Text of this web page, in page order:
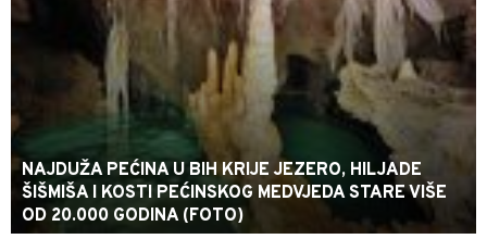
NAJDUŽA PEĆINA U BIH KRIJE JEZERO, HILJADE
ŠIŠMIŠA I KOSTI PEĆINSKOG MEDVJEDA STARE VIŠE
OD 20.000 GODINA (FOTO)